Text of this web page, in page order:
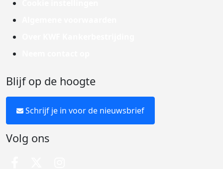
Blijf op de hoogte
Schrijf je in voor de nieuwsbrief
Volg ons